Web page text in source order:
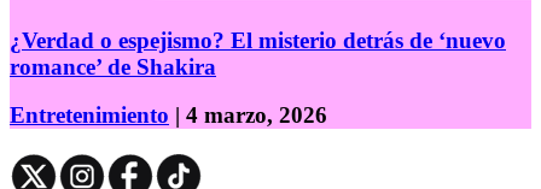
¿Verdad o espejismo? El misterio detrás de ‘nuevo
romance’ de Shakira
Entretenimiento | 4 marzo, 2026